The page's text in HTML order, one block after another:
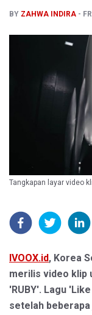
BY ZAHWA INDIRA
Tangkapan layar video
IVOOX.id, Korea
merilis video klip
'RUBY'. Lagu
setelah